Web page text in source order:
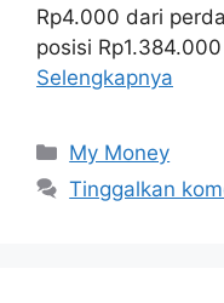
Rp4.000 dari
posisi
Selengkapnya
Kategori
My Money
Tinggalkan